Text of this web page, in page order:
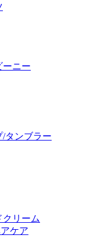
ーニー
/タンブラー
リーム
ケア